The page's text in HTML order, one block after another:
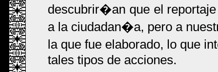
descubrir�an que el
a la ciudadan�a, pero a
la que fue elaborado, lo que
tales tipos de acciones.